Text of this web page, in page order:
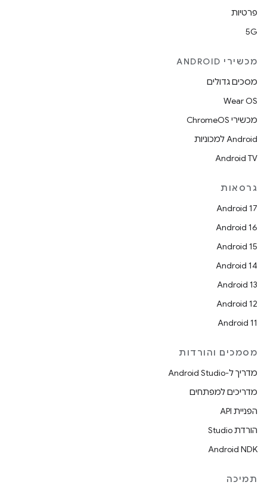
פרטיות
5G
מכשירי ANDROID
מסכים גדולים
Wear OS
מכשירי ChromeOS
Android למכוניות
Android TV
גרסאות
Android 17
Android 16
Android 15
Android 14
Android 13
Android 12
Android 11
מסמכים והורדות
מדריך ל-Android Studio
מדריכים למפתחים
הפניית API
הורדת Studio
Android NDK
תמיכה